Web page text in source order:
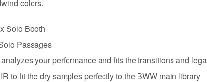
colors.
Solo Booth
Passages
your performance and fits the transitions and
to fit the dry samples perfectly to the BWW main library